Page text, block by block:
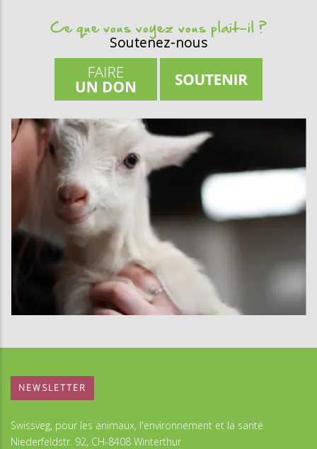
Ce que vous voyez vous plait-il ?
Soutenez-nous
NEWSLETTER
Swissveg, pour les animaux, l'environnement et la santé
Niederfeldstr. 92, CH-8408 Winterthur